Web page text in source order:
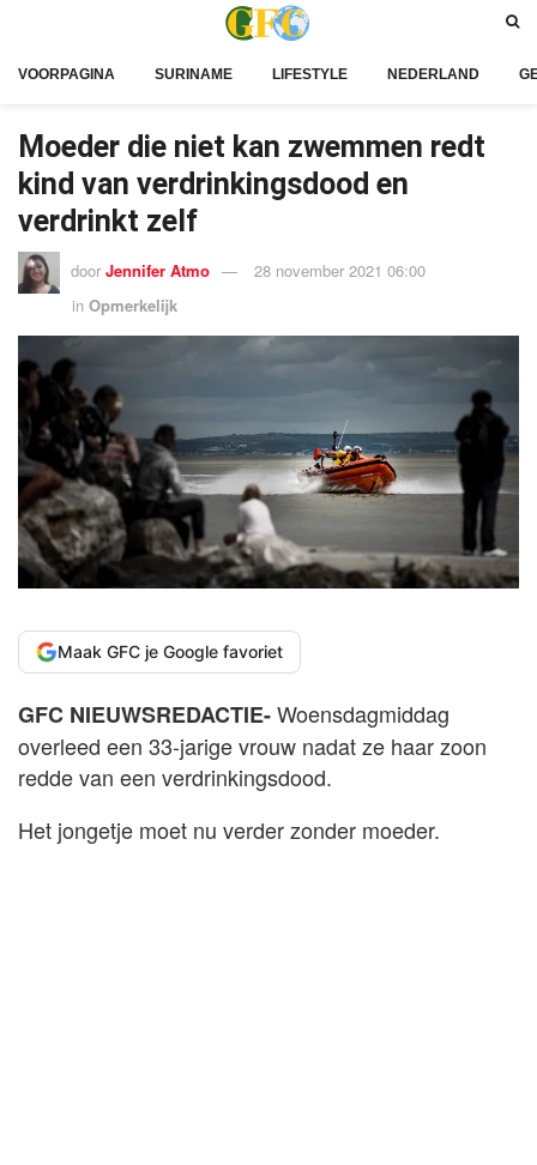
VOORPAGINA SURINAME LIFESTYLE NEDERLAND
Moeder die niet kan zwemmen redt
kind van verdrinkingsdood en
verdrinkt zelf
door Jennifer Atmo
28 november 2021 06:00
in Opmerkelijk
Maak GFC je Google favoriet
GFC NIEUWSREDACTIE-Woensdagmiddag
overleed een 33-jarige vrouw nadat ze haar zoon
redde van een verdrinkingsdood.
Het jongetje moet nu verder zonder moeder.